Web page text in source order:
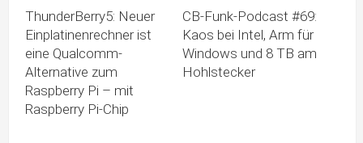
ThunderBerry5: Neuer
Einplatinenrechner ist
eine Qualcomm-
Alternative zum
Raspberry Pi – mit
Raspberry Pi-Chip
CB-Funk-Podcast #69:
Kaos bei Intel, Arm für
Windows und 8 TB am
Hohlstecker